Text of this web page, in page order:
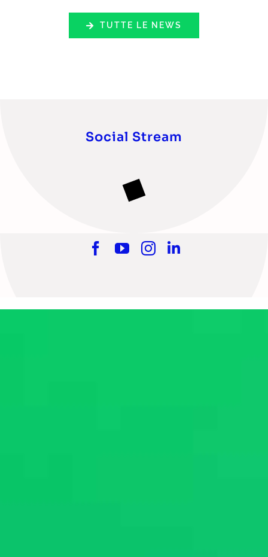
TUTTE LE NEWS
Social Stream